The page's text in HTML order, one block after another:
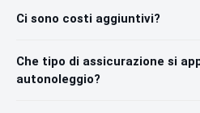
Ci sono costi aggiuntivi?
Che tipo di assicurazione si
autonoleggio?